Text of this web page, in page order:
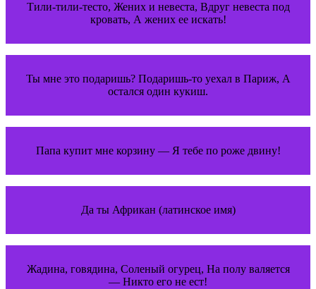
Тили-тили-тесто, Жених и невеста, Вдруг невеста под
кровать, А жених ее искать!
Ты мне это подаришь? Подаришь-то уехал в Париж, А
остался один кукиш.
Папа купит мне корзину — Я тебе по роже двину!
Да ты Африкан (латинское имя)
Жадина, говядина, Соленый огурец, На полу валяется
— Никто его не ест!